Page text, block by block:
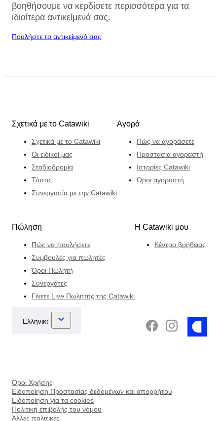
βοηθήσουμε να κερδίσετε περισσότερα για τα
ιδιαίτερα αντικείμενά σας.
Πουλήστε το αντικείμενό σας
Σχετικά με το Catawiki
Σχετικά με το Catawiki
Οι ειδικοί μας
Σταδιοδρομία
Τύπος
Συνεργασία με την Catawiki
Αγορά
Πώς να αγοράσετε
Προστασία αγοραστή
Ιστορίες Catawiki
Όροι αγοραστή
Πώληση
Πώς να πουλήσετε
Συμβουλές για πωλητές
Όροι Πωλητή
Συνεργάτες
Γίνετε Live Πωλητής της Catawiki
Η Catawiki μου
Κέντρο βοήθειας
Όροι Χρήσης
Ειδοποίηση Προστασίας δεδομένων και απορρήτου
Ειδοποίηση για τα cookies
Πολιτική επιβολής του νόμου
Άλλες πολιτικές